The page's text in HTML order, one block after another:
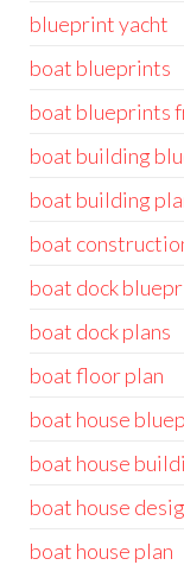
blueprint yacht
boat blueprints
boat blueprints
boat building
boat building
boat
boat dock
boat dock plans
boat floor plan
boat house
boat house
boat house
boat house plan